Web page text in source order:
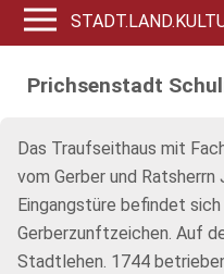
Prichsenstadt
Das Traufseithaus mit
vom Gerber und
Eingangstüre befindet
Gerberzunftzeichen. Auf
Stadtlehen. 1744